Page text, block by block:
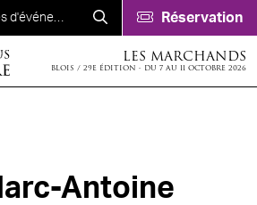
Réservation
LES MARCHANDS
BLOIS / 29E ÉDITION - DU 7 AU 11 OCTOBRE 2026
Antoine